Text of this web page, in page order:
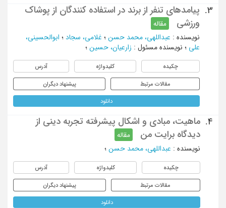
3.
پیامدهای تنفر از برند در استفاده کنندگان از پوشاک
ورزشی
مقاله
نویسنده : عبداللهی، محمد حسن ؛ غلامی، سجاد ؛ ابوالحسینی،
علی ؛ نویسنده مسئول : زارعیان، حسین ؛
چکیده کلیدواژه آدرس
مقالات مرتبط پیشنهاد دیگران
دانلود
4.
ماهیت، مبادی و اشکال پیشرفته تجربه دینی از
دیدگاه برایت من
مقاله
نویسنده : عبداللهی، محمد حسن ؛
چکیده کلیدواژه آدرس
مقالات مرتبط پیشنهاد دیگران
دانلود